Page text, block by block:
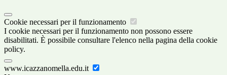
Cookie necessari per il funzionamento
I cookie necessari per il funzionamento non possono essere
disabilitati. È possibile consultare l'elenco nella pagina della cookie
policy.
www.icazzanomella.edu.it